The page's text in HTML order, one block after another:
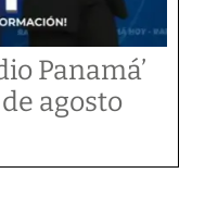
Panamá’
agosto